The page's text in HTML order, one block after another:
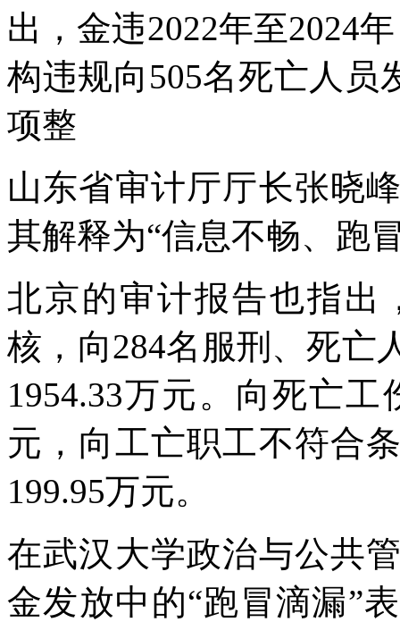
出，金违2022年至2024
构违规向505名死亡人员
项整
山东省审计厅厅长张晓
其解释为“信息不畅、跑
北京的审计报告也指出
核，向284名服刑、死亡
1954.33万元。向死亡
元，向工亡职工不符合
199.95万元。
在武汉大学政治与公共
金发放中的“跑冒滴漏”